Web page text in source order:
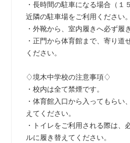
・長時間の駐車になる場合（１
近隣の駐車場をご利用ください。
・外靴から、室内履きへ必ず履
・正門から体育館まで、寄り道
ください。
♢境木中学校の注意事項♢
・校内は全て禁煙です。
・体育館入口から入ってもらい
えてください。
・トイレをご利用される際は、
ルに履き替えてください。